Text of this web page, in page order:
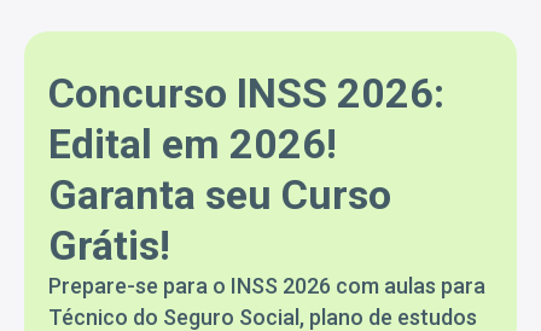
Concurso INSS 2026:
Edital em 2026!
Garanta seu Curso
Grátis!
Prepare-se para o INSS 2026 com aulas para
Técnico do Seguro Social, plano de estudos